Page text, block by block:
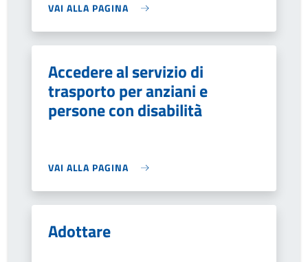
VAI ALLA PAGINA
Accedere al servizio di
trasporto per anziani e
persone con disabilità
VAI ALLA PAGINA
Adottare